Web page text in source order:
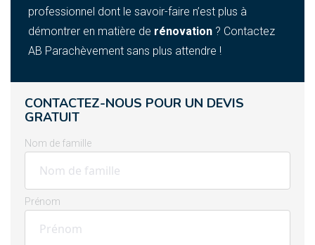
professionnel dont le savoir-faire n’est plus à
démontrer en matière de rénovation ? Contactez
AB Parachèvement sans plus attendre !
CONTACTEZ-NOUS POUR UN DEVIS
GRATUIT
Nom de famille
Prénom